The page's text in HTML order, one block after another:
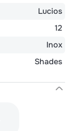
Lucios
12
Inox
Shades